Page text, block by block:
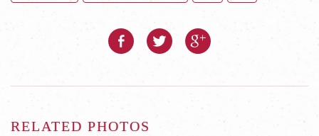
RELATED PHOTOS